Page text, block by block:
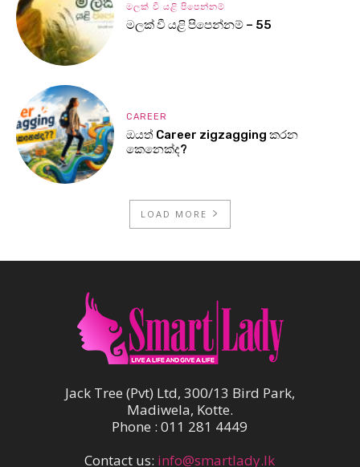
මලක් වී යළි පිපෙන්නම්
මලක් වී යළි පිපෙන්නම් – 55
CAREER
ඔයත් Career zigzagging කරන
කෙනෙක්ද?
LOAD MORE
Jack Tree (Pvt) Ltd, 300/13 Bird Park,
Madiwela, Kotte.
Phone : 011 281 4449
Contact us: info@smartlady.lk